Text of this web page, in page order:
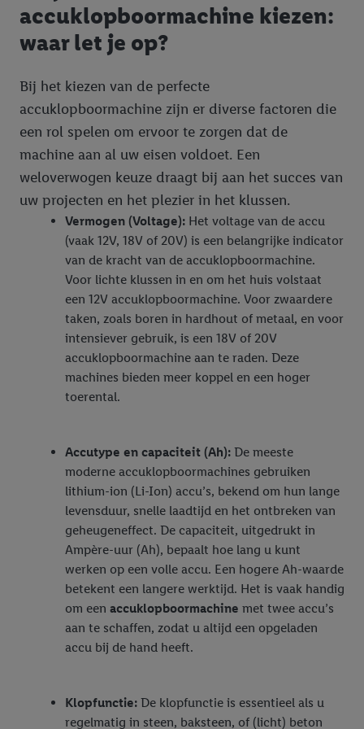
accuklopboormachine kiezen:
waar let je op?
Bij het kiezen van de perfecte
accuklopboormachine zijn er diverse factoren die
een rol spelen om ervoor te zorgen dat de
machine aan al uw eisen voldoet. Een
weloverwogen keuze draagt bij aan het succes van
uw projecten en het plezier in het klussen.
Vermogen (Voltage): Het voltage van de accu
(vaak 12V, 18V of 20V) is een belangrijke indicator
van de kracht van de accuklopboormachine.
Voor lichte klussen in en om het huis volstaat
een 12V accuklopboormachine. Voor zwaardere
taken, zoals boren in hardhout of metaal, en voor
intensiever gebruik, is een 18V of 20V
accuklopboormachine aan te raden. Deze
machines bieden meer koppel en een hoger
toerental.
Accutype en capaciteit (Ah): De meeste
moderne accuklopboormachines gebruiken
lithium-ion (Li-Ion) accu’s, bekend om hun lange
levensduur, snelle laadtijd en het ontbreken van
geheugeneffect. De capaciteit, uitgedrukt in
Ampère-uur (Ah), bepaalt hoe lang u kunt
werken op een volle accu. Een hogere Ah-waarde
betekent een langere werktijd. Het is vaak handig
om een accuklopboormachine met twee accu’s
aan te schaffen, zodat u altijd een opgeladen
accu bij de hand heeft.
Klopfunctie: De klopfunctie is essentieel als u
regelmatig in steen, baksteen, of (licht) beton
webshop aan uw winkelmandje toe te voegen, maar het niet te
kopen), ook op verschillende apparaten en verschillende Lidl-
diensten worden weergegeven als er met behulp van uw
identificatiegegevens/identificatiegegevens waarover Criteo
SA beschikt, meerdere eindapparaten of Lidl-diensten aan u
kunnen worden toegewezen.
Onder “Aanpassen” kunt u individuele doeleinden toestaan en
meer informatie vinden over de gegevensverwerking.
Door op “weigeren” te klikken, kunt u alleen het gebruik van de
noodzakelijke technologieën toestaan. Door op “aanvaarden” te
klikken, stemt u in met alle verwerkingen voor alle
bovengenoemde doeleinden. Meer informatie, waaronder de
bewaartermijn van de gegevens en uw recht om uw
toestemming te allen tijde met vooruitwerkende kracht in te
trekken, vindt u in onze
privacyverklaring
Je vindt het
impressum hier.